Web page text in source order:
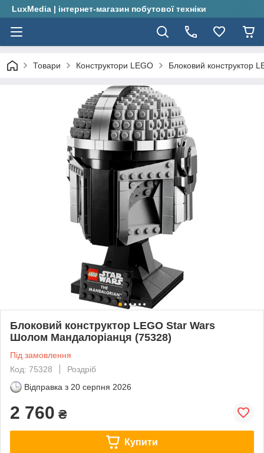
LuxMedia | інтернет-магазин побутової техніки
Товари Конструктори LEGO Блоковий конструктор
Блоковий конструктор LEGO Star Wars
Шолом Мандалоріанця (75328)
Під замовлення
Код: 75328
Роздріб
Відправка з 20 серпня 2026
2 760 ₴
Купити